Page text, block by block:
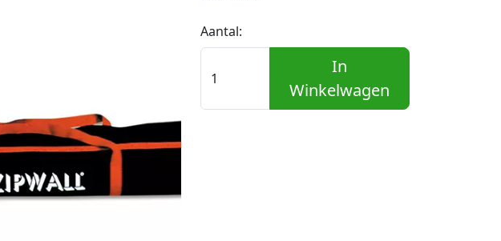
Aantal:
In
Winkelwagen